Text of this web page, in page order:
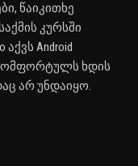
წაიკითხე
კურსში
Android
ხდის
არ უნდაიყო.